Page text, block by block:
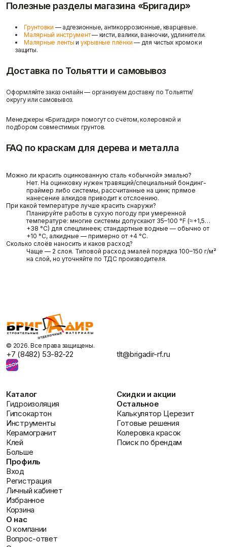
Шпаклевки
Базовая шпаклевка
Универсальная шпаклёвка
Показать больше
Штукатурки
Выравнивающие
штукатурки и смеси
Показать больше
Полезные разделы магазина «Бригадир»
Грунтовки — адгезионные, антикоррозионные, кварцевые.
Малярный инструмент— кисти, валики, ванночки, удлинители.
Малярные ленты и укрывные плёнки — для чистых кромок и
защиты.
Доставка по Тольятти и самовывоз
Оформляйте заказ онлайн — организуем доставку по Тольятти/
округу или самовывоз.
Менеджеры «Бригадир» помогут со счётом, колеровкой и
подбором совместимых грунтов.
FAQ по краскам для дерева и металла
Можно ли красить оцинкованную сталь «обычной» эмалью?
Нет. На оцинковку нужен травящий/специальный бондинг-
праймер либо системы, рассчитанные на цинк; прямое
нанесение алкидов приводит к отслоению.
При какой температуре лучше красить снаружи?
Планируйте работы в сухую погоду при умеренной
температуре: многие системы допускают 35–100 °F (≈+1,5…
+38 °C) для спецлинеек; стандартные водные — обычно от
+10 °C, алкидные — примерно от +4 °C.
Сколько слоёв наносить и каков расход?
Чаще — 2 слоя. Типовой расход эмалей порядка 100–150 г/м²
на слой, но уточняйте по ТДС производителя.
©️ 2026. Все права защищены.
+7 (8482) 53-82-22 tlt@brigadir-rf.ru
Каталог
Гидроизоляция
Гипсокартон
Инструменты
Керамогранит
Клей
Больше
Профиль
Вход
Регистрация
Личный кабинет
Избранное
Корзина
О нас
О компании
Вопрос-ответ
Скидки и акции
Остальное
Калькулятор Церезит
Готовые решения
Колеровка красок
Поиск по брендам